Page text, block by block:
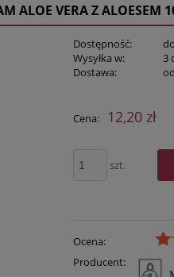
ALOE VERA Z ALOESEM
Dostępność:
Wysyłka w:
3
Dostawa:
płatności
Cena: 12,20 zł
szt.
Ocena:
Producent: